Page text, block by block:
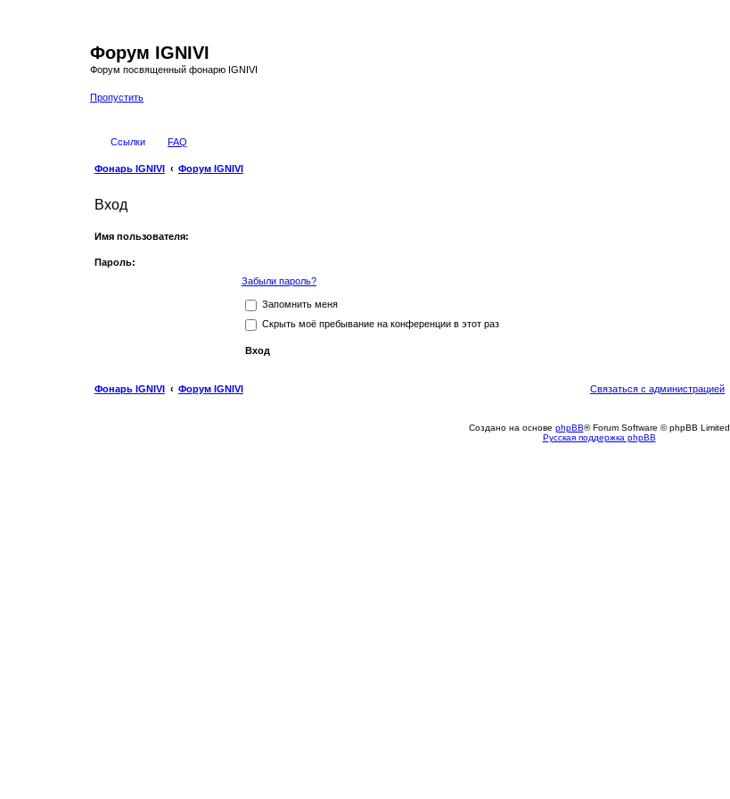
Форум IGNIVI
Форум посвященный фонарю IGNIVI
Пропустить
Ссылки FAQ
Фонарь IGNIVI Форум IGNIVI
Вход
Имя пользователя:
Пароль:
Забыли пароль?
Запомнить меня
Скрыть моё пребывание на конференции в этот раз
Фонарь IGNIVI Форум IGNIVI Связаться с администрацией
Создано на основе phpBB® Forum Software © phpBB Limited
Русская поддержка phpBB